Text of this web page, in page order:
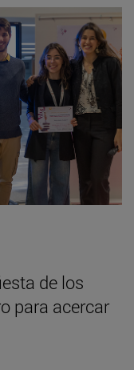
de los
para acercar